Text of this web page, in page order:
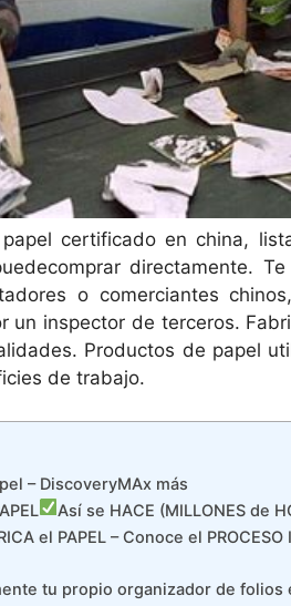
certificado en china,
directamente.
o comerciantes
un inspector de terceros.
Productos de papel
de trabajo.
– DiscoveryMAx más
Así se HACE (MILLONES de
el PAPEL – Conoce el PROCESO
tu propio organizador de folios